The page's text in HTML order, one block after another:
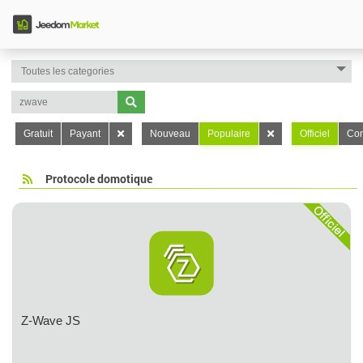
Gratuit Payant Nouveau Populaire Officiel
Protocole domotique
Z-Wave JS